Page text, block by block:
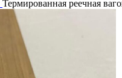
Термированная реечная